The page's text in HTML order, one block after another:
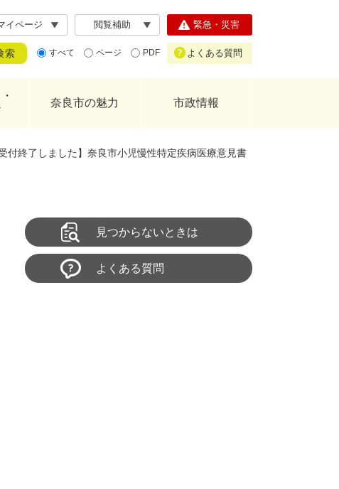
イページ 閲覧補助
すべて ページ PDF
緊急・災害
よくある質問
奈良市の魅力 市政情報
受付終了しました】奈良市小児慢性特定疾病医療意見書
見つからないときは
よくある質問